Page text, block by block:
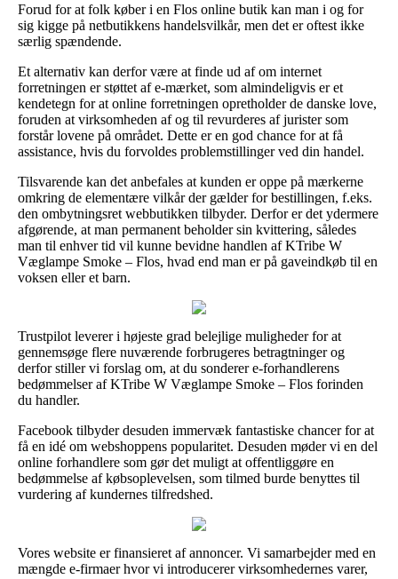
Forud for at folk køber i en Flos online butik kan man i og for
sig kigge på netbutikkens handelsvilkår, men det er oftest ikke
særlig spændende.
Et alternativ kan derfor være at finde ud af om internet
forretningen er støttet af e-mærket, som almindeligvis er et
kendetegn for at online forretningen opretholder de danske love,
foruden at virksomheden af og til revurderes af jurister som
forstår lovene på området. Dette er en god chance for at få
assistance, hvis du forvoldes problemstillinger ved din handel.
Tilsvarende kan det anbefales at kunden er oppe på mærkerne
omkring de elementære vilkår der gælder for bestillingen, f.eks.
den ombytningsret webbutikken tilbyder. Derfor er det ydermere
afgørende, at man permanent beholder sin kvittering, således
man til enhver tid vil kunne bevidne handlen af KTribe W
Væglampe Smoke – Flos, hvad end man er på gaveindkøb til en
voksen eller et barn.
Trustpilot leverer i højeste grad belejlige muligheder for at
gennemsøge flere nuværende forbrugeres betragtninger og
derfor stiller vi forslag om, at du sonderer e-forhandlerens
bedømmelser af KTribe W Væglampe Smoke – Flos forinden
du handler.
Facebook tilbyder desuden immervæk fantastiske chancer for at
få en idé om webshoppens popularitet. Desuden møder vi en del
online forhandlere som gør det muligt at offentliggøre en
bedømmelse af købsoplevelsen, som tilmed burde benyttes til
vurdering af kundernes tilfredshed.
Vores website er finansieret af annoncer. Vi samarbejder med en
mængde e-firmaer hvor vi introducerer virksomhedernes varer,